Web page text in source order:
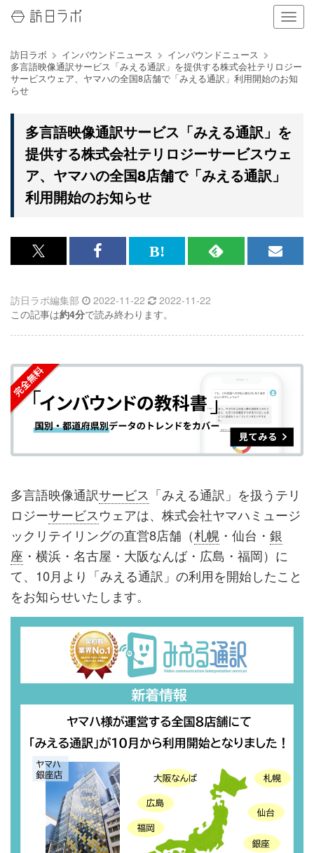
ナ
ビ
ー
シ
表
示
を
訪日ラボ インバウンドニュース
インバウンドニュース
多言語映像通訳サービス「みえる通訳」を提供する株式会社テリロジー
サービスウェア、ヤマハの全国8店舗で「みえる通訳」利用開始のお知
らせ
多言語映像通訳サービス「みえる通訳」を
提供する株式会社テリロジーサービスウェ
ア、ヤマハの全国8店舗で「みえる通訳」
利用開始のお知らせ
x<br>
記
事
シ
ェ
ア
す
る
Facebook<br>
記
事
シ
ェ
ア
す
る
は
な
ブ
ク
マ
ー
ク
に
加
RSS
購
読
す
る
メ
録
す
訪日ラボ編集部 2022-11-22
2022-11-22
この記事は約4分で読み終わります。
多言語映像通訳サービス 「みえる通訳」を扱うテリ
ロジーサービスウェアは、株式会社ヤマハミュージ
ックリテイリングの直営8店舗（札幌 ・仙台・ 銀
座 ・横浜・名古屋・大阪なんば・広島・福岡）に
て、10月より「みえる通訳」の利用を開始したこと
をお知らせいたします。